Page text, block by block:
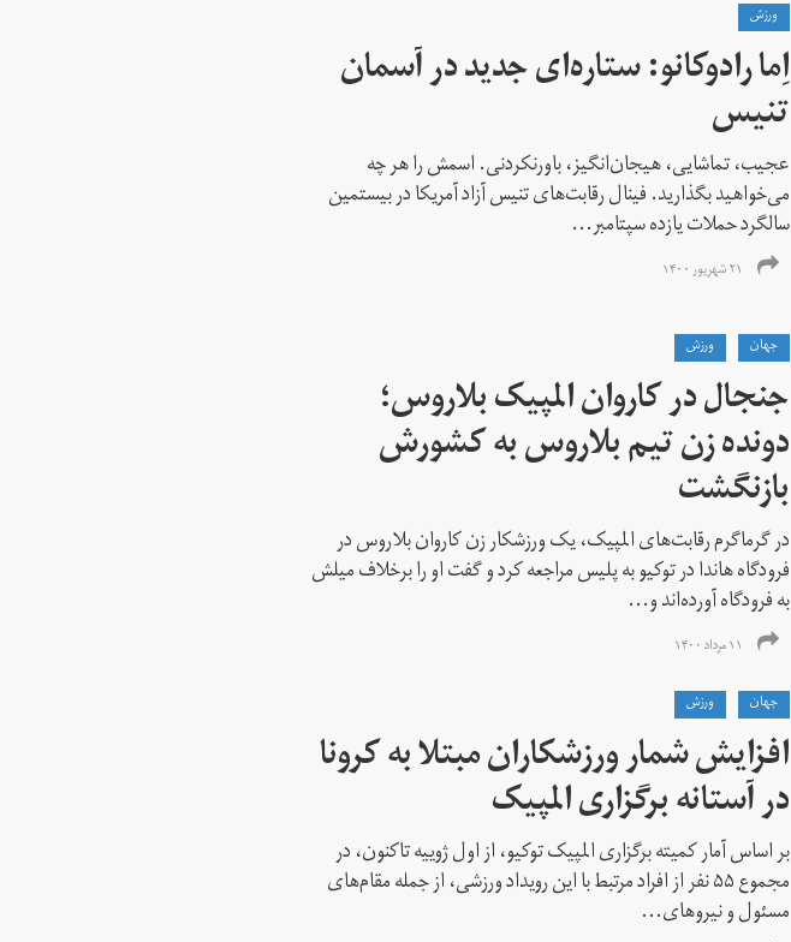
ورزش
اِما رادوکانو: ستاره‌ای جدید در آسمان
تنیس
عجیب، تماشایی، هیجان‌انگیز، باورنکردنی. اسمش را هر چه
می‌خواهید بگذارید. فینال رقابت‌های تنیس آزاد آمریکا در بیستمین
سالگرد حملات یازده سپتامبر...
۲۱ شهریور ۱۴۰۰
جهان ورزش
جنجال در کاروان المپیک بلاروس؛
دونده زن تیم بلاروس به کشورش
بازنگشت
در گرماگرم رقابت‌های المپیک، یک ورزشکار زن کاروان بلاروس در
فرودگاه هاندا در توکیو به پلیس مراجعه کرد و گفت او را برخلاف میلش
به فرودگاه آورده‌اند و...
۱۱ مرداد ۱۴۰۰
جهان
ورزش
افزایش شمار ورزشکاران مبتلا به کرونا
در آستانه برگزاری المپیک
بر اساس آمار کمیته برگزاری المپیک توکیو، از اول ژوییه تاکنون، در
مجموع ۵۵ نفر از افراد مرتبط با این رویداد ورزشی، از جمله مقام‌های
مسئول و نیروهای...